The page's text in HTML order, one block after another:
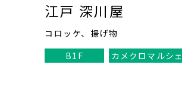
江戸 深川屋
コロッケ、揚げ物
B1F
カメクロマルシェ